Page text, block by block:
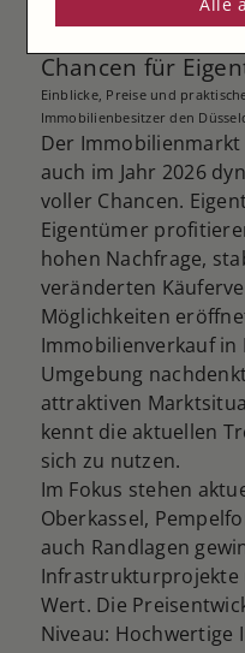
Düsseldorf 2026
Chancen für
Einblicke, Preise und
Immobilienbesitzer den
Der
auch im Jahr 2026
voller Chancen.
Eigentümer
hohen Nachfrage,
veränderten
Möglichkeiten
Immobilienverkauf in
Umgebung
attraktiven
kennt die aktuellen
sich zu nutzen.
Im Fokus stehen
Oberkassel,
auch Randlagen
Infrastrukturprojekte
Wert. Die
Niveau: Hochwertige